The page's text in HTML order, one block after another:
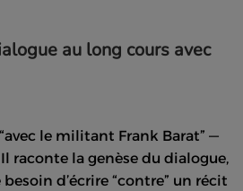
au long cours avec
le militant Frank Barat” —
raconte la genèse du dialogue,
d’écrire “contre” un récit